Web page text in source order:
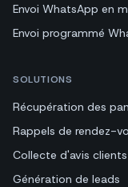
Envoi WhatsApp en
Envoi programmé
SOLUTIONS
Récupération des
Rappels de rendez-
Collecte d'avis clients
Génération de leads